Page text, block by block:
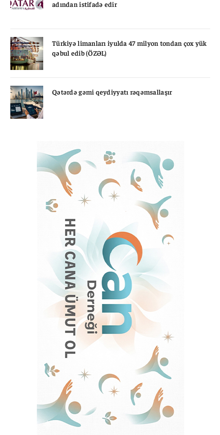
adından istifadə edir
Türkiyə limanları iyulda 47 milyon tondan çox yük
qəbul edib (ÖZƏL)
Qətərdə gəmi qeydiyyatı rəqəmsallaşır